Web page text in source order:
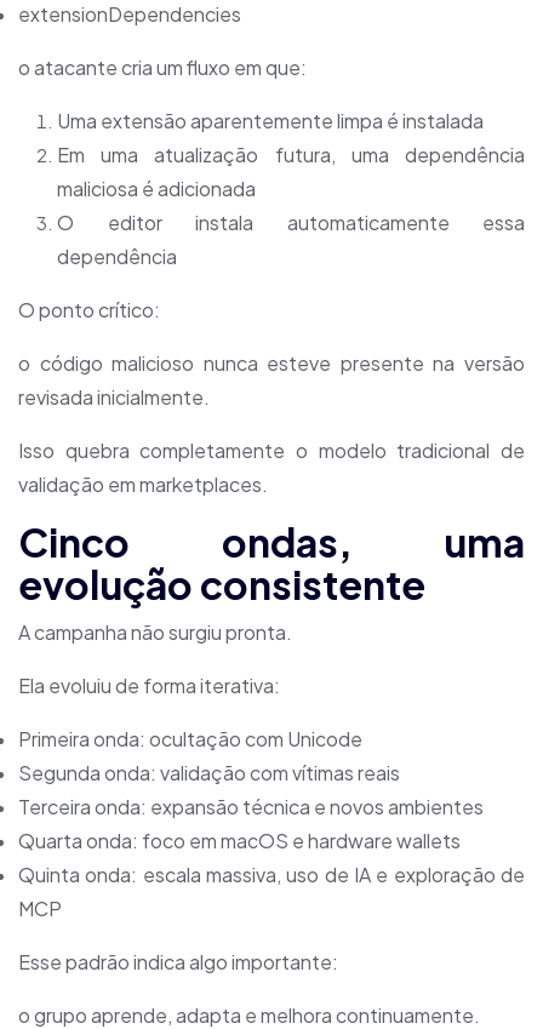
extensionDependencies
o atacante cria um fluxo em que:
Uma extensão aparentemente limpa é instalada
Em uma atualização futura, uma dependência
maliciosa é adicionada
O editor instala automaticamente essa
dependência
O ponto crítico:
o código malicioso nunca esteve presente na versão
revisada inicialmente.
Isso quebra completamente o modelo tradicional de
validação em marketplaces.
Cinco ondas, uma
evolução consistente
A campanha não surgiu pronta.
Ela evoluiu de forma iterativa:
Primeira onda: ocultação com Unicode
Segunda onda: validação com vítimas reais
Terceira onda: expansão técnica e novos ambientes
Quarta onda: foco em macOS e hardware wallets
Quinta onda: escala massiva, uso de IA e exploração de
MCP
Esse padrão indica algo importante:
o grupo aprende, adapta e melhora continuamente.